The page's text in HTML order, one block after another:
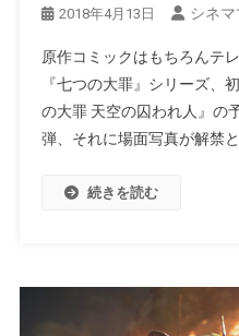
2018年4月13日 シネ
原作コミックはもちろんテ
『七つの大罪』シリーズ、
の大罪 天空の囚われ人』の
弾、それに場面写真が解禁
続きを読む